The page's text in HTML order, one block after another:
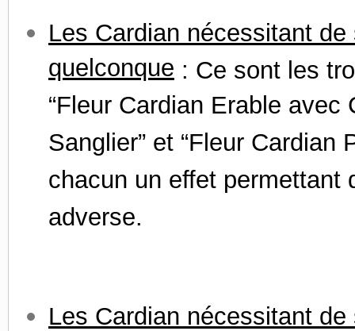
Les Cardian nécessitant
quelconque : Ce sont les
“Fleur Cardian Erable avec
Sanglier” et “Fleur Cardian
chacun un effet permettant
adverse.
Les Cardian nécessitant